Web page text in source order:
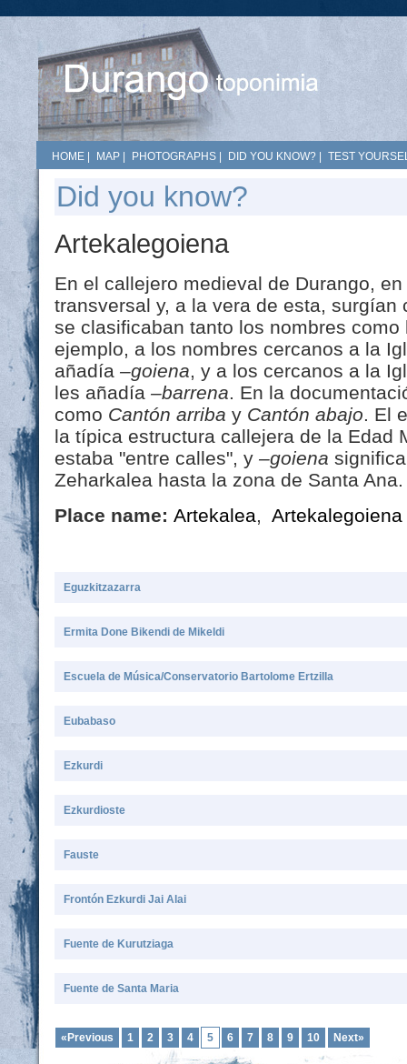
HOME MAP PHOTOGRAPHS DID YOU KNOW? TEST
Did you know?
Artekalegoiena
En el callejero medieval de Durango,
transversal y, a la vera de esta,
se clasificaban tanto los nombres
ejemplo, a los nombres cercanos a la
añadía –goiena, y a los cercanos a la
les añadía –barrena. En la
como Cantón arriba y Cantón abajo. El
la típica estructura callejera de la Edad
estaba "entre calles", y –goiena
Zeharkalea hasta la zona de Santa Ana.
Place name: Artekalea, Artekalegoiena
Eguzkitzazarra
Ermita Done Bikendi de Mikeldi
Escuela de Música/Conservatorio Bartolome Ertzilla
Eubabaso
Ezkurdi
Ezkurdioste
Fauste
Frontón Ezkurdi Jai Alai
Fuente de Kurutziaga
Fuente de Santa Maria
«Previous 1 2 3 4 5 6 7 8 9 10 Next»